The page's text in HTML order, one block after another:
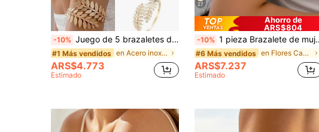
-10% Juego de 5 brazaletes de brazo de metal estilo europeo y americano, brazaletes de brazo con líneas geométricas minimalistas, hojas & estrellas de mar, accesorios, estéticos
#1 Más vendidos en Acero inoxidable Cadenas corporales para mujere
ARS$4.773
Estimado
27
Ahorro de
ARS$804
-10% 1 pieza Brazalete de mujer de estilo chic y elegante con colgante floral, ideal para vacaciones, de moda en Europa y América
#6 Más vendidos en Flores Cadenas corporales para mujeres
ARS$7.237
Estimado